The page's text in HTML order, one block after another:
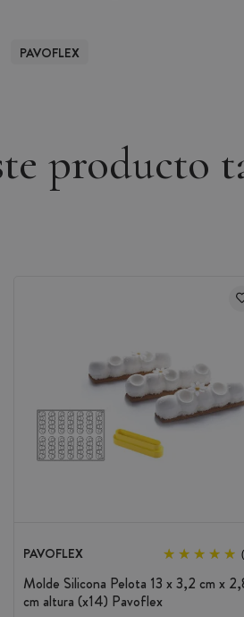
PAVOFLEX
producto
PAVOFLEX
Molde Silicona Pelota 13 x 3,2 cm x
cm altura (x14) Pavoflex